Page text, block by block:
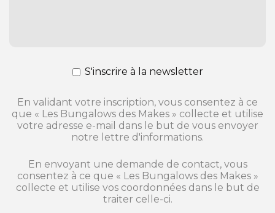
S'inscrire à la newsletter
En validant votre inscription, vous consentez à ce
que « Les Bungalows des Makes » collecte et utilise
votre adresse e-mail dans le but de vous envoyer
notre lettre d'informations.
En envoyant une demande de contact, vous
consentez à ce que « Les Bungalows des Makes »
collecte et utilise vos coordonnées dans le but de
traiter celle-ci.